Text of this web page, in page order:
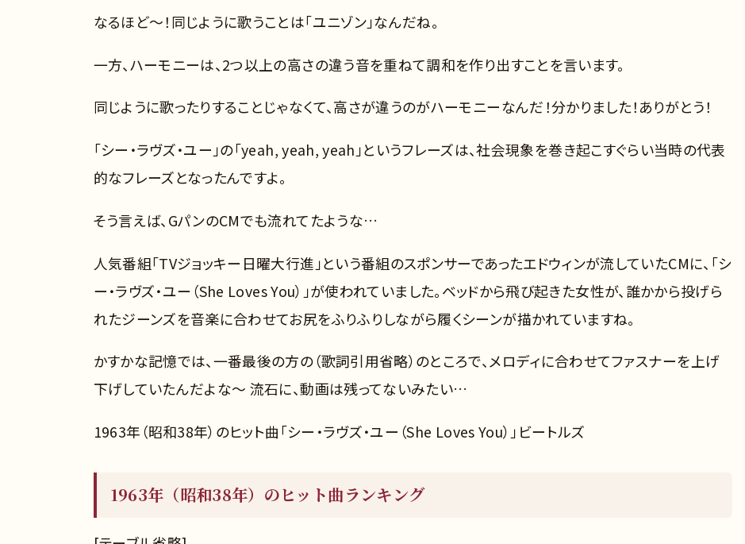
なるほど～！同じように歌うことは「ユニゾン」なんだね。
一方、ハーモニーは、2つ以上の高さの違う音を重ねて調和を作り出すことを言います。
同じように歌ったりすることじゃなくて、高さが違うのがハーモニーなんだ！分かりました！ありがとう！
「シー・ラヴズ・ユー」の「yeah, yeah, yeah」というフレーズは、社会現象を巻き起こすぐらい当時の代表
的なフレーズとなったんですよ。
そう言えば、GパンのCMでも流れてたような…
人気番組「TVジョッキー日曜大行進」という番組のスポンサーであったエドウィンが流していたCMに、「シ
ー・ラヴズ・ユー（She Loves You）」が使われていました。ベッドから飛び起きた女性が、誰かから投げら
れたジーンズを音楽に合わせてお尻をふりふりしながら履くシーンが描かれていますね。
かすかな記憶では、一番最後の方の（歌詞引用省略）のところで、メロディに合わせてファスナーを上げ
下げしていたんだよな～ 流石に、動画は残ってないみたい…
1963年（昭和38年）のヒット曲「シー・ラヴズ・ユー（She Loves You）」ビートルズ
1963年（昭和38年）のヒット曲ランキング